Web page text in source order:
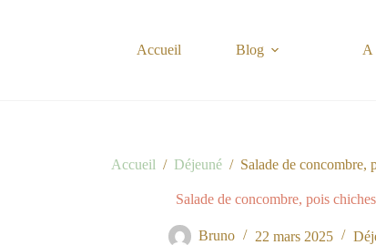
Accueil Blog A
Accueil / Déjeuné / Salade de concombre,
Salade de concombre, pois
Bruno 22 mars 2025